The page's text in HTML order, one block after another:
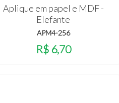
Aplique em papel e MDF -
Elefante
APM4-256
R$ 6,70